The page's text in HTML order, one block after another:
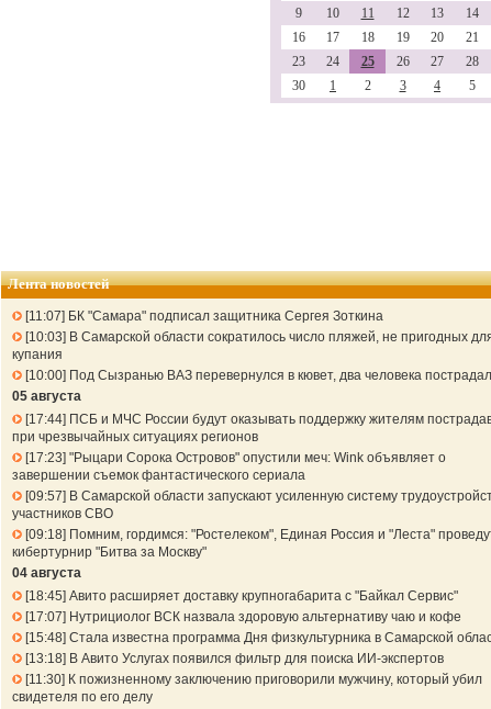
9
10 11 12 13 14
16
17 18 19 20 21
23
24 25 26 27 28
30
1 2 3 4 5
Лента новостей
11:07
БК "Самара" подписал защитника Сергея Зоткина
10:03
В Самарской области сократилось число пляжей, не пригодных
купания
10:00 Под Сызранью ВАЗ перевернулся в кювет, два человека
05 августа
17:44 ПСБ и МЧС России будут оказывать поддержку жителям
при чрезвычайных ситуациях регионов
17:23 "Рыцари Сорока Островов" опустили меч: Wink объявляет о
завершении съемок фантастического сериала
09:57
В Самарской области запускают усиленную систему
участников СВО
09:18 Помним, гордимся: "Ростелеком", Единая Россия и "Леста"
кибертурнир "Битва за Москву"
04 августа
18:45 Авито расширяет доставку крупногабарита с "Байкал Сервис"
17:07
Нутрициолог ВСК назвала здоровую альтернативу чаю и кофе
15:48 Стала известна программа Дня физкультурника в Самарской
13:18 В Авито Услугах появился фильтр для поиска ИИ-экспертов
11:30 К пожизненному заключению приговорили мужчину, который убил
свидетеля по его делу